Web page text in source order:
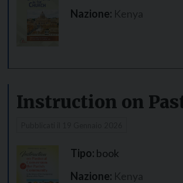
Nazione:
Instruction on
Tipo: book
Nazione: